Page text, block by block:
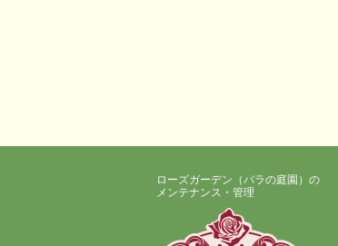
ローズガーデン（バラの庭園）の
メンテナンス・管理